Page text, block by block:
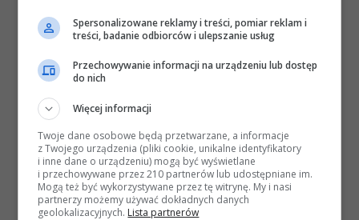
Spersonalizowane reklamy i treści, pomiar reklam i
treści, badanie odbiorców i ulepszanie usług
Przechowywanie informacji na urządzeniu lub dostęp
do nich
Więcej informacji
Twoje dane osobowe będą przetwarzane, a informacje
z Twojego urządzenia (pliki cookie, unikalne identyfikatory
i inne dane o urządzeniu) mogą być wyświetlane
i przechowywane przez 210 partnerów lub udostępniane im.
Mogą też być wykorzystywane przez tę witrynę. My i nasi
partnerzy możemy używać dokładnych danych
geolokalizacyjnych. Lista partnerów